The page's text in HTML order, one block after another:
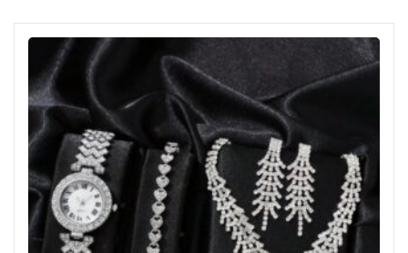
t
o
5